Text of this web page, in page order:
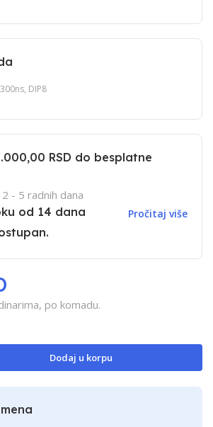
DIP8
RSD do besplatne
- 5 radnih dana
od 14 dana
Pročitaj više
po komadu.
Dodaj u korpu